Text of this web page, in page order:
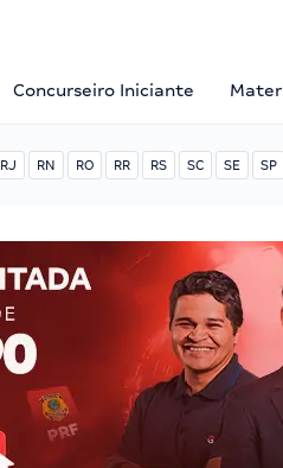
Concurseiro Iniciante
RJ RN RO RR RS SC SE SP